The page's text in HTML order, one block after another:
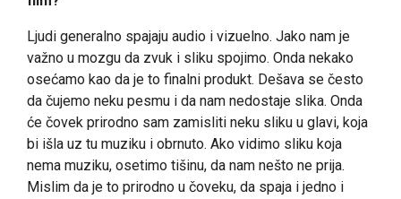
Ljudi generalno spajaju audio i vizuelno. Jako nam je
važno u mozgu da zvuk i sliku spojimo. Onda nekako
osećamo kao da je to finalni produkt. Dešava se često
da čujemo neku pesmu i da nam nedostaje slika. Onda
će čovek prirodno sam zamisliti neku sliku u glavi, koja
bi išla uz tu muziku i obrnuto. Ako vidimo sliku koja
nema muziku, osetimo tišinu, da nam nešto ne prija.
Mislim da je to prirodno u čoveku, da spaja i jedno i